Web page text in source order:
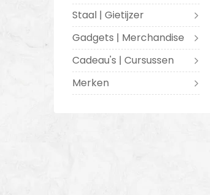
Staal | Gietijzer
Gadgets | Merchandise
Cadeau's | Cursussen
Merken